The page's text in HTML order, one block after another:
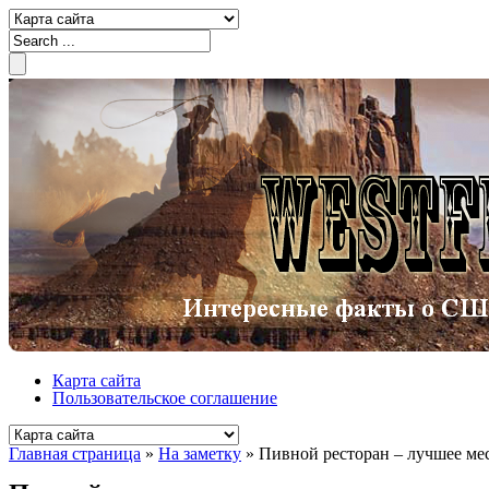
Карта сайта
Пользовательское соглашение
Главная страница » На заметку » Пивной ресторан – лучшее